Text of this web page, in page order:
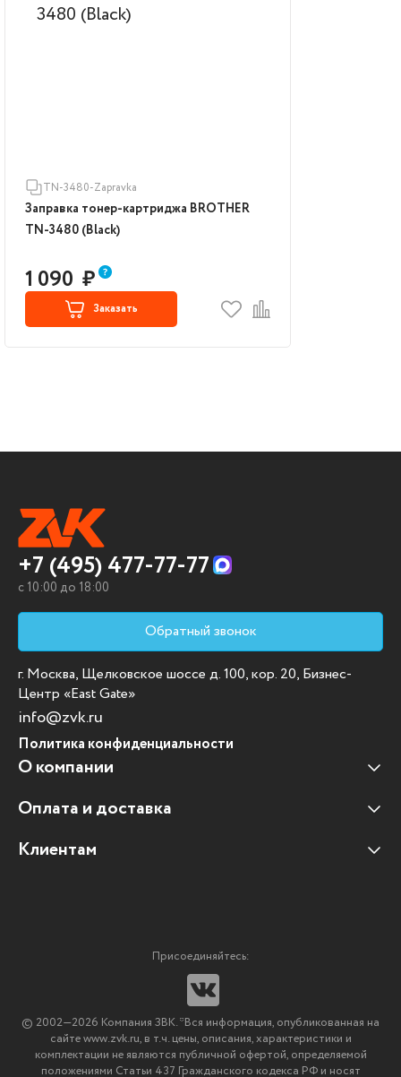
TN-3480-Zapravka
Заправка тонер-картриджа BROTHER
TN-3480 (Black)
1 090 ₽
Заказать
+7 (495) 477-77-77
c 10:00 до 18:00
Обратный звонок
г. Москва, Щелковское шоссе д. 100, кор. 20, Бизнес-
Центр «East Gate»
info@zvk.ru
Политика конфиденциальности
О компании
Наши клиенты
Отзывы клиентов
Оплата и доставка
Оплата и доставка
Клиентам
Мультимедийное оборудование
Импортозамещение ПО
© 2002—2026 Компания ЗВК. *Вся информация, опубликованная на
сайте www.zvk.ru, в т.ч. цены, описания, характеристики и
комплектации не являются публичной офертой, определяемой
положениями Статьи 437 Гражданского кодекса РФ и носят
Присоединяйтесь: